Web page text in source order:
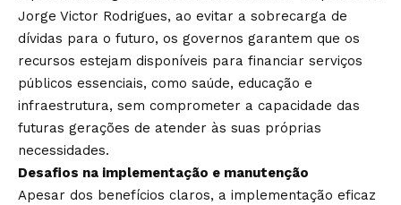
Jorge Victor Rodrigues, ao evitar a sobrecarga de
dívidas para o futuro, os governos garantem que os
recursos estejam disponíveis para financiar serviços
públicos essenciais, como saúde, educação e
infraestrutura, sem comprometer a capacidade das
futuras gerações de atender às suas próprias
necessidades.
Desafios na implementação e manutenção
Apesar dos benefícios claros, a implementação eficaz